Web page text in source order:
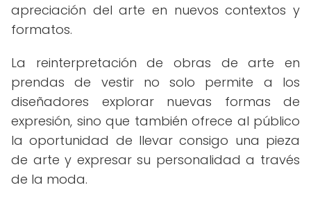
apreciación del arte en nuevos contextos y
formatos.
La reinterpretación de obras de arte en
prendas de vestir no solo permite a los
diseñadores explorar nuevas formas de
expresión, sino que también ofrece al público
la oportunidad de llevar consigo una pieza
de arte y expresar su personalidad a través
de la moda.